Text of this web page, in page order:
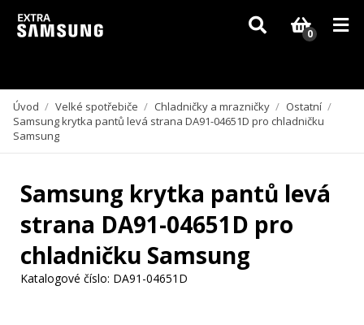
Vzhledem k aktuální situaci se může dodání dílů, které nejsou skladem,
zpozdit. Děkujeme za pochopení.
0
Úvod / Velké spotřebiče / Chladničky a mrazničky / Ostatní /
Samsung krytka pantů levá strana DA91-04651D pro chladničku
Samsung
Samsung krytka pantů levá
strana DA91-04651D pro
chladničku Samsung
Katalogové číslo: DA91-04651D